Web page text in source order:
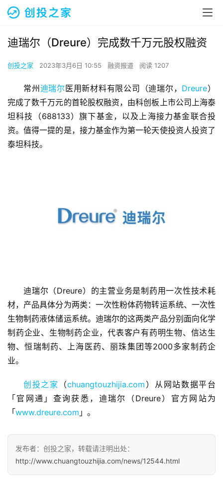
页
融
资
报
商
业
察
初
迪瑞尔（Dreure）完成数千万元股权融资
创投之家 2023年3月6日 10:55 融资报道 阅读 1207
常州 迪瑞尔 医用新材料有限公司（迪瑞尔， Dreure）
完成了数千万元的首轮股权融资，由科创板上市公司上海泰
坦科技（688133）旗下基金，以及上海接力基金联合投
资。值得一提的是，接力基金作为第一轮天使投资人投资了
泰坦科技。
迪瑞尔（Dreure）的主营业务是制药用一次性技术耗
材，产品具体分为两类：一次性粉体药物转运系统、一次性
生物制药液体储运系统。迪瑞尔的这两类产品分别面向化学
制药企业、生物制药企业，代表客户有药明生物、信达生
物、恒瑞制药、上海医药、丽珠集团等2000多家制药企
业。
创投之家 （chuangtouzhijia.com ）从网站数据平台
「官网通」查询获悉，迪瑞尔（Dreure）官方网站为
「www.dreure.com 」。
发布者：创投之家，转载请注明出处：
http://www.chuangtouzhijia.com/news/12544.html